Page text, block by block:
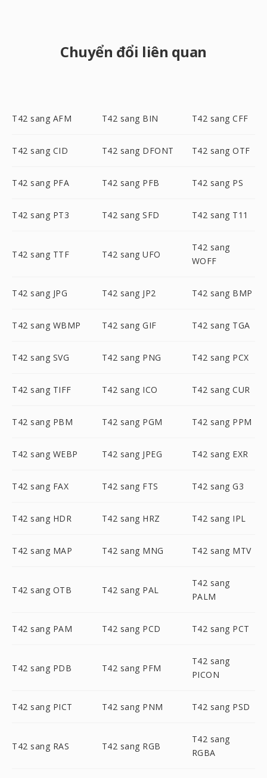
Chuyển đổi liên quan
T42 sang AFM T42 sang BIN T42 sang CFF
T42 sang CID T42 sang DFONT T42 sang OTF
T42 sang PFA T42 sang PFB T42 sang PS
T42 sang PT3 T42 sang SFD T42 sang T11
T42 sang TTF T42 sang UFO
T42 sang
WOFF
T42 sang JPG T42 sang JP2 T42 sang BMP
T42 sang WBMP T42 sang GIF T42 sang TGA
T42 sang SVG T42 sang PNG T42 sang PCX
T42 sang TIFF T42 sang ICO T42 sang CUR
T42 sang PBM T42 sang PGM T42 sang PPM
T42 sang WEBP T42 sang JPEG T42 sang EXR
T42 sang FAX T42 sang FTS T42 sang G3
T42 sang HDR T42 sang HRZ T42 sang IPL
T42 sang MAP T42 sang MNG T42 sang MTV
T42 sang OTB T42 sang PAL
T42 sang
PALM
T42 sang PAM T42 sang PCD T42 sang PCT
T42 sang PDB T42 sang PFM
T42 sang
PICON
T42 sang PICT T42 sang PNM T42 sang PSD
T42 sang RAS T42 sang RGB
T42 sang
RGBA